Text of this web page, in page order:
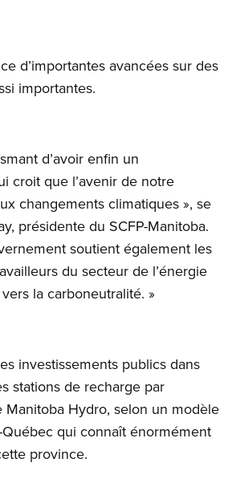
d’importantes avancées sur des
importantes.
d’avoir enfin un
croit que l’avenir de notre
changements climatiques », se
présidente du SCFP-Manitoba.
soutient également les
du secteur de l’énergie
la carboneutralité. »
investissements publics dans
stations de recharge par
Manitoba Hydro, selon un modèle
qui connaît énormément
province.